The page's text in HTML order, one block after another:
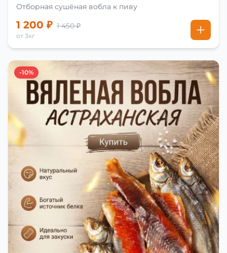
Отборная сушёная вобла к пиву
1 200 ₽ 1 450 ₽
от 3кг
-10%